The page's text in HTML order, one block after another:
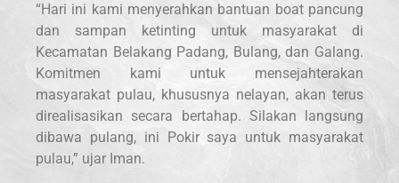
“Hari ini kami menyerahkan bantuan boat pancung
dan sampan ketinting untuk masyarakat di
Kecamatan Belakang Padang, Bulang, dan Galang.
Komitmen kami untuk mensejahterakan
masyarakat pulau, khususnya nelayan, akan terus
direalisasikan secara bertahap. Silakan langsung
dibawa pulang, ini Pokir saya untuk masyarakat
pulau,” ujar Iman.